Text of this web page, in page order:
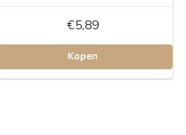
€5,89
Kopen